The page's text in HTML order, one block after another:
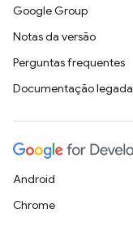
Google Group
Notas da versão
Perguntas frequentes
Documentação legada
Android
Chrome